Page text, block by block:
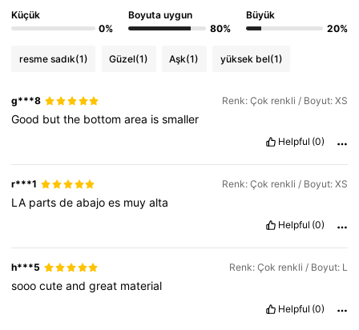
Küçük
0%
Boyuta uygun
80%
Büyük
20%
resme sadık(1) Güzel(1) Aşk(1) yüksek bel(1)
g***8 Renk: Çok renkli / Boyut: XS
Good butthe bottomarea issmaller
Helpful (0)
r***1 Renk: Çok renkli / Boyut: XS
LA partsdeabajoes muyalta
Helpful (0)
h***5 Renk: Çok renkli / Boyut: L
sooocuteandgreat material
Helpful (0)